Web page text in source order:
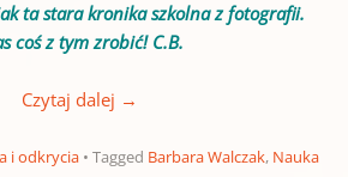
ta stara kronika szkolna z fotografii.
coś z tym zrobić! C.B.
Czytaj dalej →
i odkrycia Tagged Barbara Walczak, Nauka